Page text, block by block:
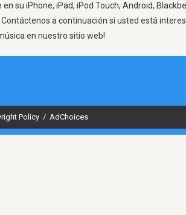
en su iPhone, iPad, iPod Touch, Android,
a continuación si usted está
en nuestro sitio web!
Policy / AdChoices